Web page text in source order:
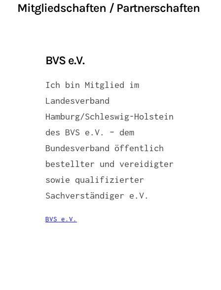
Mitgliedschaften / Partnerschaften
BVS e.V.
Ich bin Mitglied im
Landesverband
Hamburg/Schleswig-Holstein
des BVS e.V. – dem
Bundesverband öffentlich
bestellter und vereidigter
sowie qualifizierter
Sachverständiger e.V.
BVS e.V.